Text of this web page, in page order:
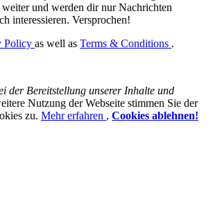
und werden dir nur Nachrichten
interessieren. Versprochen!
Policy as well as Terms & Conditions .
der Bereitstellung unserer Inhalte und
Nutzung der Webseite stimmen Sie der
zu. Mehr erfahren , Cookies ablehnen!